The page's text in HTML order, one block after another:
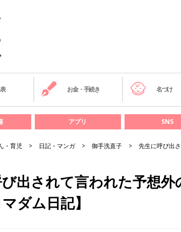
お金・手続き 名づけ
アプリ SNS
・育児 日記・マンガ 御手洗直子 先生に呼び出
出されて言われた予想
ダム日記】